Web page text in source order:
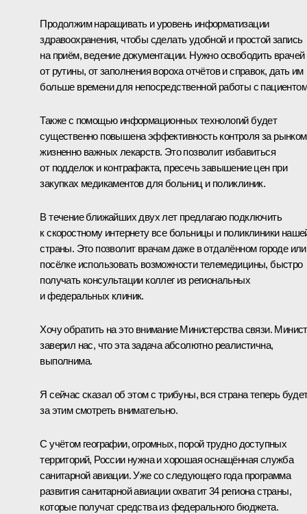
Продолжим наращивать и уровень информатизации
здравоохранения, чтобы сделать удобной и простой запись
на приём, ведение документации. Нужно освободить врачей
от рутины, от заполнения вороха отчётов и справок, дать им
больше времени для непосредственной работы с
Также с помощью информационных технологий будет
существенно повышена эффективность контроля за рынком
жизненно важных лекарств. Это позволит избавиться
от подделок и контрафакта, пресечь завышение цен при
закупках медикаментов для больниц и поликлиник.
В течение ближайших двух лет предлагаю подключить
к скоростному интернету все больницы и поликлиники
страны. Это позволит врачам даже в отдалённом городе или
посёлке использовать возможности телемедицины, быстро
получать консультации коллег из региональных
и федеральных клиник.
Хочу обратить на это внимание Министерства связи.
заверил нас, что эта задача абсолютно реалистична,
выполнима.
Я сейчас сказал об этом с трибуны, вся страна теперь
за этим смотреть внимательно.
С учётом географии, огромных, порой трудно доступных
территорий, России нужна и хорошая оснащённая служба
санитарной авиации. Уже со следующего года программа
развития санитарной авиации охватит 34 региона страны,
которые получат средства из федерального бюджета.